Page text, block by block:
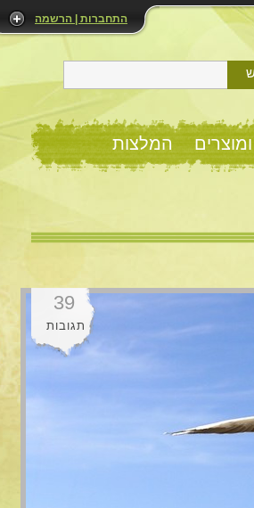
התחברות | הרשמה
המלצות
39
תגובות